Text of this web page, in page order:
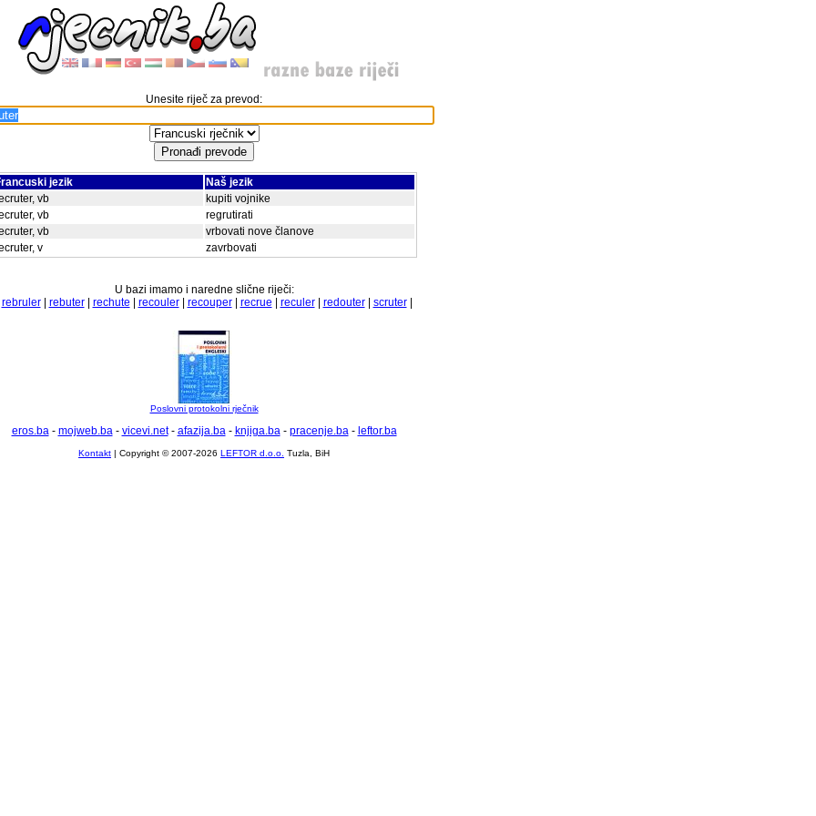
Unesite riječ za prevod:
jezik
Naš jezik
vb
kupiti vojnike
vb
regrutirati
vb
vrbovati nove članove
v
zavrbovati
U bazi imamo i naredne slične riječi:
rebruler| rebuter| rechute recouler| recouper| recrue reculer| redouter| scruter|
Poslovni protokolni rječnik
eros.ba- mojweb.ba- vicevi.net- afazija.ba- knjiga.ba- pracenje.ba- leftor.ba
Kontakt | Copyright © 2007-2026 LEFTOR d.o.o. Tuzla, BiH